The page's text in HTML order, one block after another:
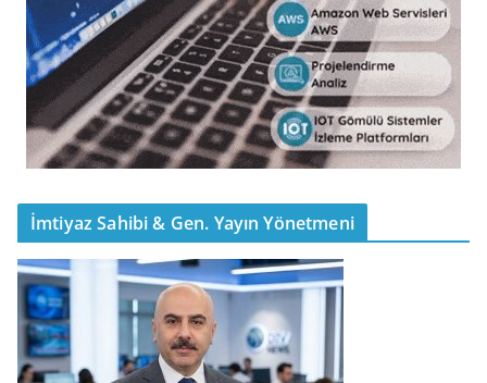
İmtiyaz Sahibi & Gen. Yayın Yönetmeni